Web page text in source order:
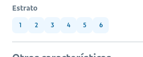
Estrato
1 2 3 4 5 6